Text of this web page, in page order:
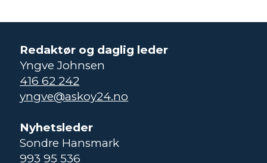
Redaktør og daglig leder
Yngve Johnsen
416 62 242
yngve@askoy24.no
Nyhetsleder
Sondre Hansmark
993 95 536